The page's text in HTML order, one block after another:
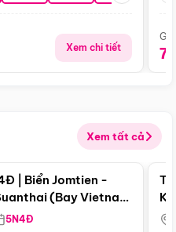
Xem chi tiết
Xem tất cả
Điểm nổi bật
| Biển Jomtien -
(Bay Vietnam
5N4Đ